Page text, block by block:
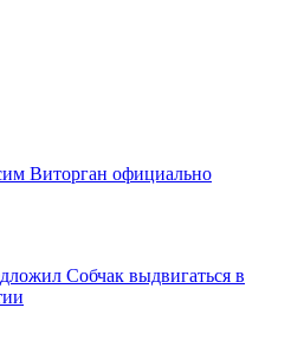
Виторган официально
Собчак выдвигаться в